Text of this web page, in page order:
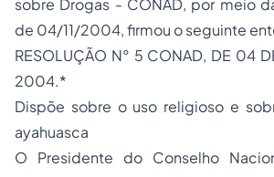
sobre Drogas - CONAD, por meio
de 04/11/2004, firmou o seguinte
RESOLUÇÃO N° 5 CONAD, DE 04
2004.*
Dispõe sobre o uso religioso e
ayahuasca
O Presidente do Conselho